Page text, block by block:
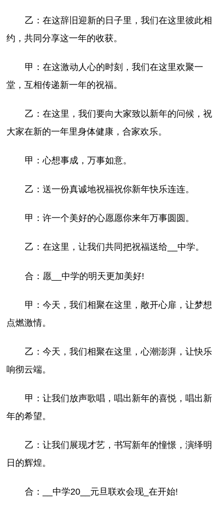
乙：在这辞旧迎新的日子里，我们在这里彼此相
约，共同分享这一年的收获。
甲：在这激动人心的时刻，我们在这里欢聚一
堂，互相传递新一年的祝福。
乙：在这里，我们要向大家致以新年的问候，祝
大家在新的一年里身体健康，合家欢乐。
甲：心想事成，万事如意。
乙：送一份真诚地祝福祝你新年快乐连连。
甲：许一个美好的心愿愿你来年万事圆圆。
乙：在这里，让我们共同把祝福送给__中学。
合：愿__中学的明天更加美好!
甲：今天，我们相聚在这里，敞开心扉，让梦想
点燃激情。
乙：今天，我们相聚在这里，心潮澎湃，让快乐
响彻云端。
甲：让我们放声歌唱，唱出新年的喜悦，唱出新
年的希望。
乙：让我们展现才艺，书写新年的憧憬，演绎明
日的辉煌。
合：__中学20__元旦联欢会现_在开始!